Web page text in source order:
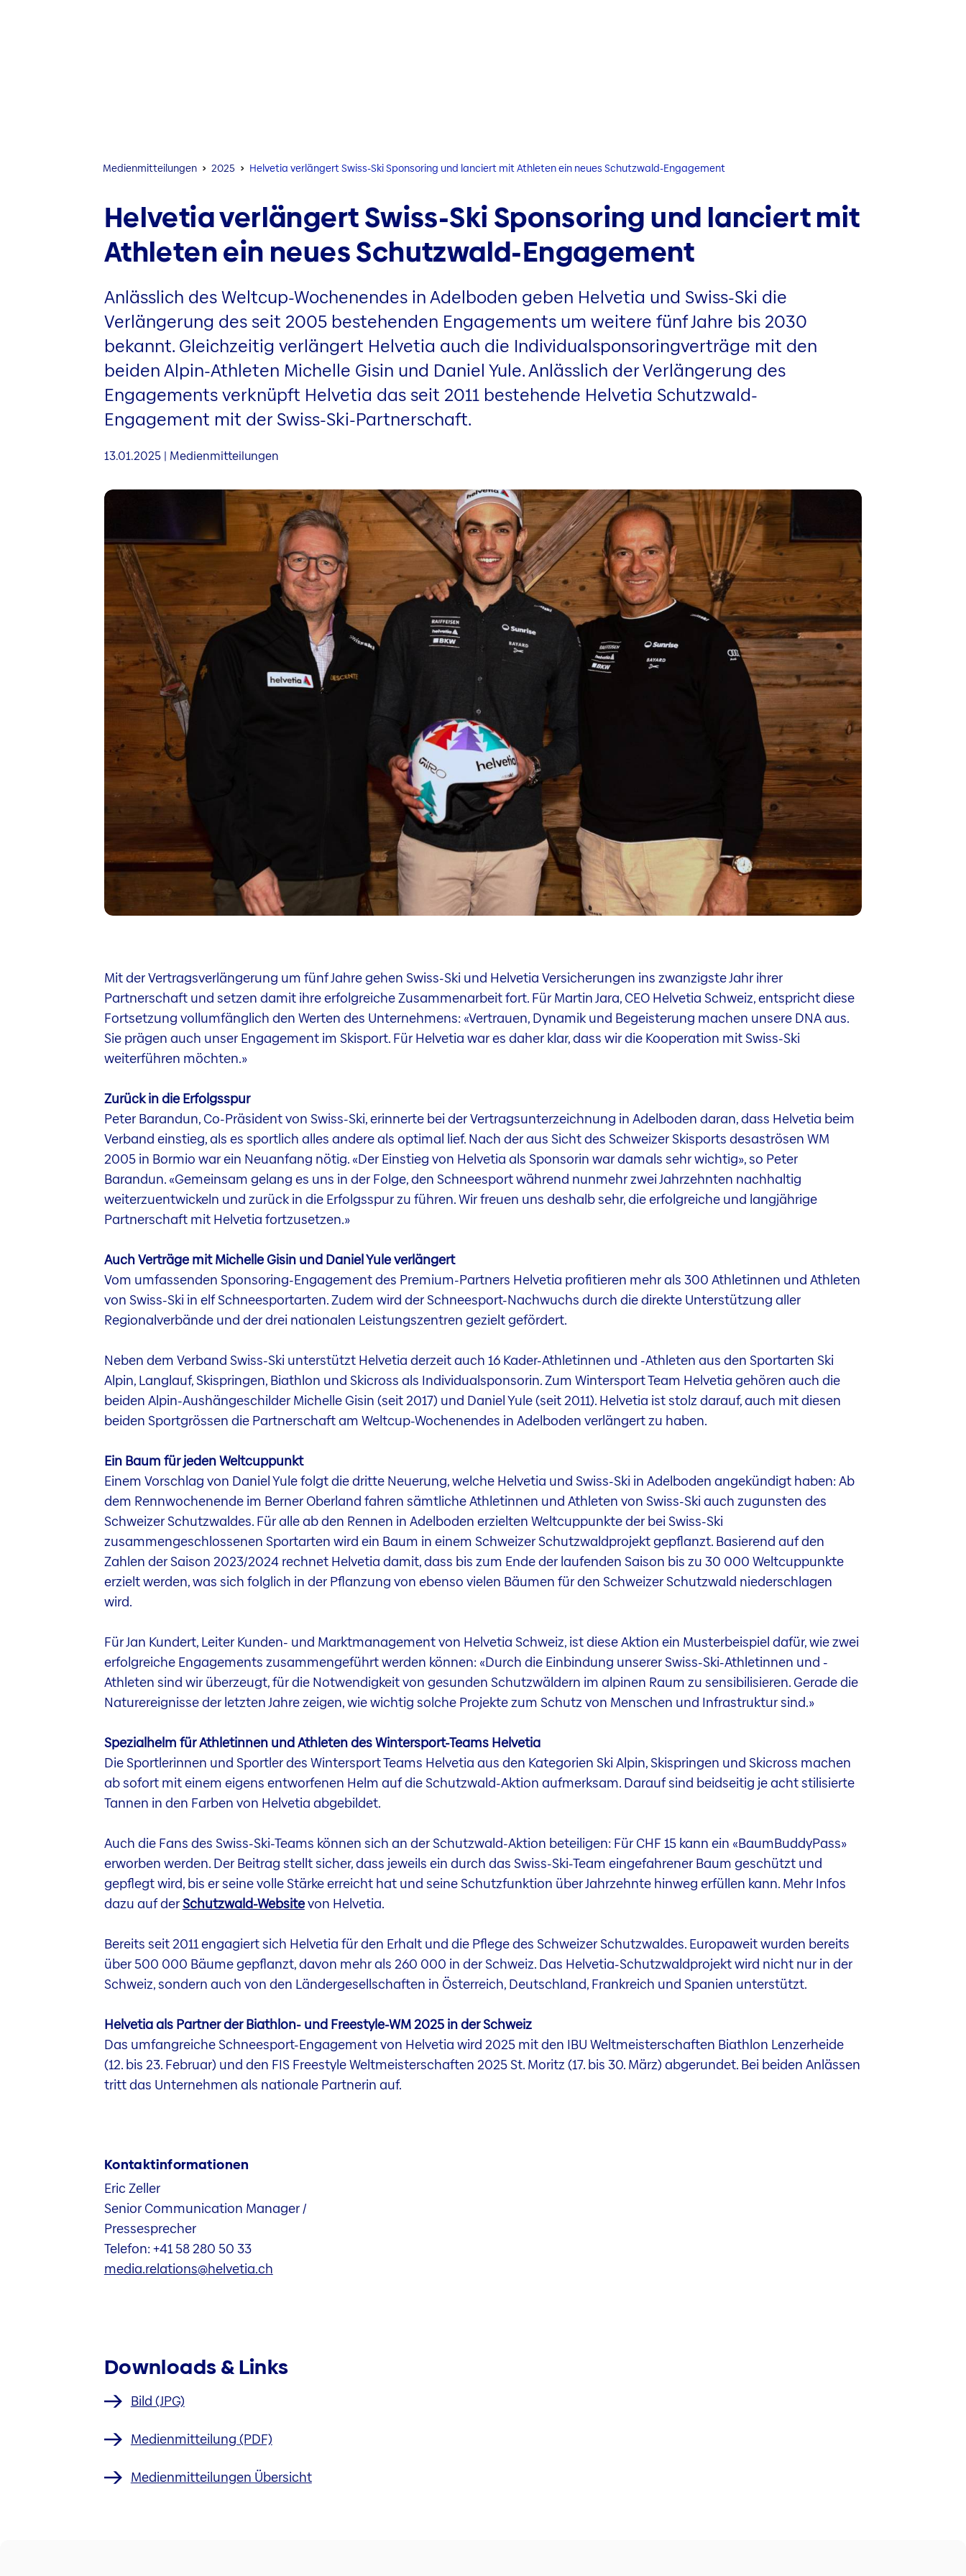
Medien­mitteilungen 2025 Helvetia verlängert Swiss-Ski Sponsoring und lanciert mit Athleten ein neues Schutzwald-Engagement
Helvetia verlängert Swiss-Ski Sponsoring und lanciert mit
Athleten ein neues Schutzwald-Engagement
Anlässlich des Weltcup-Wochenendes in Adelboden geben Helvetia und Swiss-Ski die
Verlängerung des seit 2005 bestehenden Engagements um weitere fünf Jahre bis 2030
bekannt. Gleichzeitig verlängert Helvetia auch die Individualsponsoringverträge mit den
beiden Alpin-Athleten Michelle Gisin und Daniel Yule. Anlässlich der Verlängerung des
Engagements verknüpft Helvetia das seit 2011 bestehende Helvetia Schutzwald-
Engagement mit der Swiss-Ski-Partnerschaft.
13.01.2025 | Medienmitteilungen
Mit der Vertragsverlängerung um fünf Jahre gehen Swiss-Ski und Helvetia Versicherungen ins zwanzigste Jahr ihrer
Partnerschaft und setzen damit ihre erfolgreiche Zusammenarbeit fort. Für Martin Jara, CEO Helvetia Schweiz, entspricht diese
Fortsetzung vollumfänglich den Werten des Unternehmens: «Vertrauen, Dynamik und Begeisterung machen unsere DNA aus.
Sie prägen auch unser Engagement im Skisport. Für Helvetia war es daher klar, dass wir die Kooperation mit Swiss-Ski
weiterführen möchten.»
Zurück in die Erfolgsspur
Peter Barandun, Co-Präsident von Swiss-Ski, erinnerte bei der Vertragsunterzeichnung in Adelboden daran, dass Helvetia beim
Verband einstieg, als es sportlich alles andere als optimal lief. Nach der aus Sicht des Schweizer Skisports desaströsen WM
2005 in Bormio war ein Neuanfang nötig. «Der Einstieg von Helvetia als Sponsorin war damals sehr wichtig», so Peter
Barandun. «Gemeinsam gelang es uns in der Folge, den Schneesport während nunmehr zwei Jahrzehnten nachhaltig
weiterzuentwickeln und zurück in die Erfolgsspur zu führen. Wir freuen uns deshalb sehr, die erfolgreiche und langjährige
Partnerschaft mit Helvetia fortzusetzen.»
Auch Verträge mit Michelle Gisin und Daniel Yule verlängert
Vom umfassenden Sponsoring-Engagement des Premium-Partners Helvetia profitieren mehr als 300 Athletinnen und Athleten
von Swiss-Ski in elf Schneesportarten. Zudem wird der Schneesport-Nachwuchs durch die direkte Unterstützung aller
Regionalverbände und der drei nationalen Leistungszentren gezielt gefördert.
Neben dem Verband Swiss-Ski unterstützt Helvetia derzeit auch 16 Kader-Athletinnen und -Athleten aus den Sportarten Ski
Alpin, Langlauf, Skispringen, Biathlon und Skicross als Individualsponsorin. Zum Wintersport Team Helvetia gehören auch die
beiden Alpin-Aushängeschilder Michelle Gisin (seit 2017) und Daniel Yule (seit 2011). Helvetia ist stolz darauf, auch mit diesen
beiden Sportgrössen die Partnerschaft am Weltcup-Wochenendes in Adelboden verlängert zu haben.
Ein Baum für jeden Weltcuppunkt
Einem Vorschlag von Daniel Yule folgt die dritte Neuerung, welche Helvetia und Swiss-Ski in Adelboden angekündigt haben: Ab
dem Rennwochenende im Berner Oberland fahren sämtliche Athletinnen und Athleten von Swiss-Ski auch zugunsten des
Schweizer Schutzwaldes. Für alle ab den Rennen in Adelboden erzielten Weltcuppunkte der bei Swiss-Ski
zusammengeschlossenen Sportarten wird ein Baum in einem Schweizer Schutzwaldprojekt gepflanzt. Basierend auf den
Zahlen der Saison 2023/2024 rechnet Helvetia damit, dass bis zum Ende der laufenden Saison bis zu 30 000 Weltcuppunkte
erzielt werden, was sich folglich in der Pflanzung von ebenso vielen Bäumen für den Schweizer Schutzwald niederschlagen
wird.
Für Jan Kundert, Leiter Kunden- und Marktmanagement von Helvetia Schweiz, ist diese Aktion ein Musterbeispiel dafür, wie zwei
erfolgreiche Engagements zusammengeführt werden können: «Durch die Einbindung unserer Swiss-Ski-Athletinnen und -
Athleten sind wir überzeugt, für die Notwendigkeit von gesunden Schutzwäldern im alpinen Raum zu sensibilisieren. Gerade die
Naturereignisse der letzten Jahre zeigen, wie wichtig solche Projekte zum Schutz von Menschen und Infrastruktur sind.»
Spezialhelm für Athletinnen und Athleten des Wintersport-Teams Helvetia
Die Sportlerinnen und Sportler des Wintersport Teams Helvetia aus den Kategorien Ski Alpin, Skispringen und Skicross machen
ab sofort mit einem eigens entworfenen Helm auf die Schutzwald-Aktion aufmerksam. Darauf sind beidseitig je acht stilisierte
Tannen in den Farben von Helvetia abgebildet.
Auch die Fans des Swiss-Ski-Teams können sich an der Schutzwald-Aktion beteiligen: Für CHF 15 kann ein «BaumBuddyPass»
erworben werden. Der Beitrag stellt sicher, dass jeweils ein durch das Swiss-Ski-Team eingefahrener Baum geschützt und
gepflegt wird, bis er seine volle Stärke erreicht hat und seine Schutzfunktion über Jahrzehnte hinweg erfüllen kann. Mehr Infos
dazu auf derSchutzwald-Websitevon Helvetia.
Bereits seit 2011 engagiert sich Helvetia für den Erhalt und die Pflege des Schweizer Schutzwaldes. Europaweit wurden bereits
über 500 000 Bäume gepflanzt, davon mehr als 260 000 in der Schweiz. Das Helvetia-Schutzwaldprojekt wird nicht nur in der
Schweiz, sondern auch von den Ländergesellschaften in Österreich, Deutschland, Frankreich und Spanien unterstützt.
Helvetia als Partner der Biathlon- und Freestyle-WM 2025 in der Schweiz
Das umfangreiche Schneesport-Engagement von Helvetia wird 2025 mit den IBU Weltmeisterschaften Biathlon Lenzerheide
(12. bis 23. Februar) und den FIS Freestyle Weltmeisterschaften 2025 St. Moritz (17. bis 30. März) abgerundet. Bei beiden Anlässen
tritt das Unternehmen als nationale Partnerin auf.
Kontaktinformationen
Eric Zeller
Senior Communication Manager /
Pressesprecher
Telefon: +41 58 280 50 33
media.relations@helvetia.ch
Downloads & Links
Bild (JPG)
Medienmitteilung (PDF)
Medienmitteilungen Übersicht